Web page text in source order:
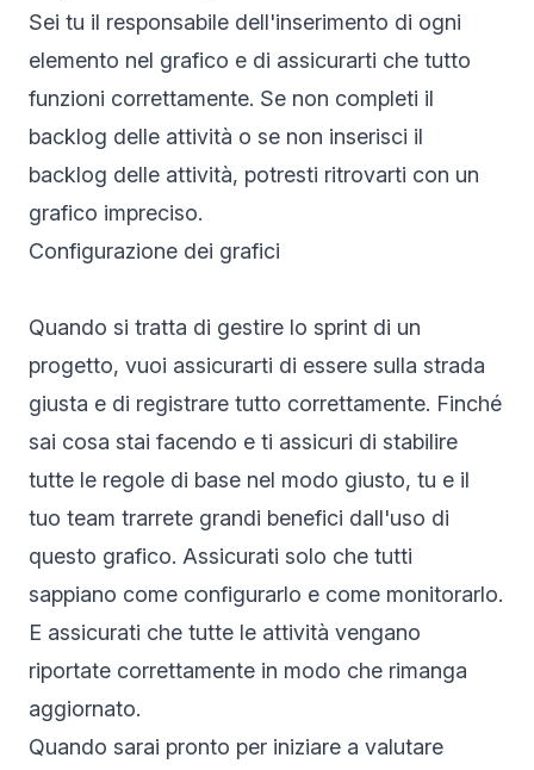
Sei tu il responsabile dell'inserimento di ogni
elemento nel grafico e di assicurarti che tutto
funzioni correttamente. Se non completi il
backlog delle attività o se non inserisci il
backlog delle attività, potresti ritrovarti con un
grafico impreciso.
Configurazione dei grafici
Quando si tratta di gestire lo sprint di un
progetto, vuoi assicurarti di essere sulla strada
giusta e di registrare tutto correttamente. Finché
sai cosa stai facendo e ti assicuri di stabilire
tutte le regole di base nel modo giusto, tu e il
tuo team trarrete grandi benefici dall'uso di
questo grafico. Assicurati solo che tutti
sappiano come configurarlo e come monitorarlo.
E assicurati che tutte le attività vengano
riportate correttamente in modo che rimanga
aggiornato.
Quando sarai pronto per iniziare a valutare